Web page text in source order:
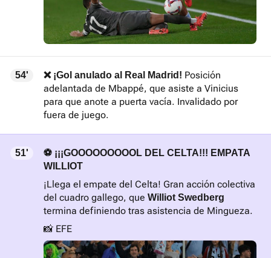
54' ❌ ¡Gol anulado al Real Madrid! Posición
adelantada de Mbappé, que asiste a Vinicius
para que anote a puerta vacía. Invalidado por
fuera de juego.
51'
⚽ ¡¡¡GOOOOOOOOOL DEL CELTA!!! EMPATA
WILLIOT
¡Llega el empate del Celta! Gran acción colectiva
del cuadro gallego, que Williot Swedberg
termina definiendo tras asistencia de Mingueza.
📸 EFE